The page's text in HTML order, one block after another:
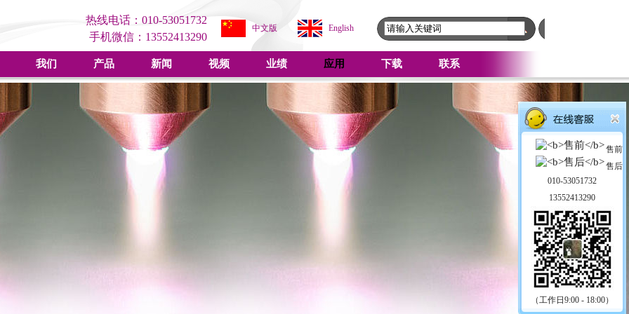
热线电话：010-53051732
手机微信：13552413290
中文版 English
我们 产品 新闻 视频 业绩 应用 下载 联系
售前
售后
010-53051732
13552413290
（工作日9:00 - 18:00）